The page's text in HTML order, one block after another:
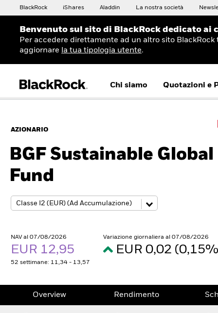
BlackRock iShares Aladdin La nostra società
Benvenuto sul sito di BlackRock dedicato
Per accedere direttamente ad un altro sito
aggiornare
la tua tipologia utente.
Chi siamo Quotazioni e
AZIONARIO
BGF Sustainable
Fund
NAV al 07/08/2026
EUR 12,95
52 settimane: 11,34 - 13,57
Variazione giornaliera al 07/08/2026
EUR 0,02
Overview Rendimento